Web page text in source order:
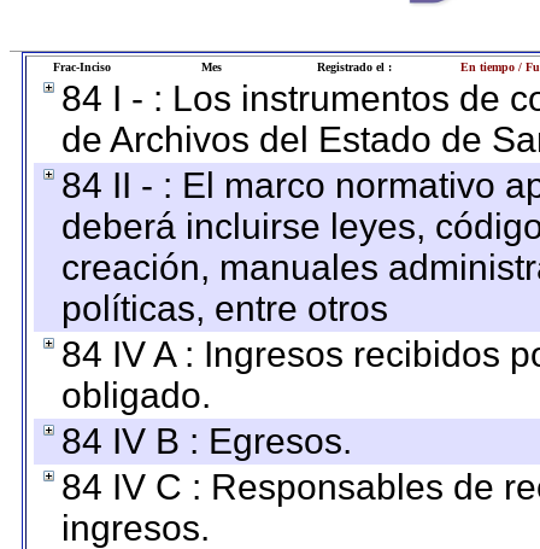
Frac-Inciso Mes Registrado el : En tiempo /
84 I - : Los instrumentos de
de Archivos del Estado de
84 II - : El marco normativo
deberá incluirse leyes,
creación, manuales
políticas, entre otros
84 IV A : Ingresos recibidos
obligado.
84 IV B : Egresos.
84 IV C : Responsables de
ingresos.